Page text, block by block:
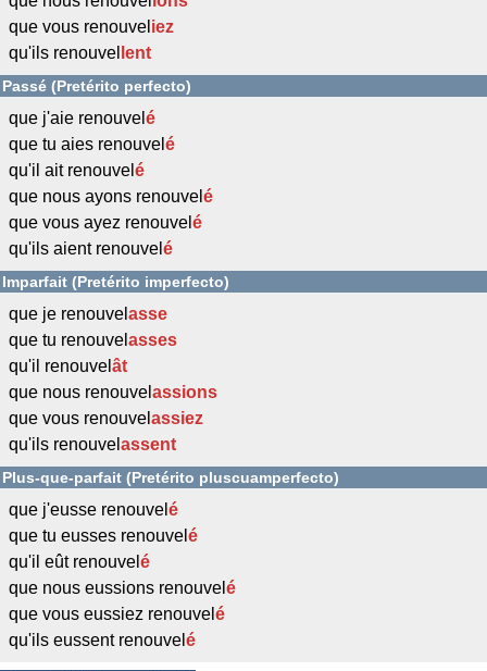
que vous renouvel iez
qu'ils renouvel ent
Passé (Pretérito perfecto)
que j'aie renouvel é
que tu aies renouvel é
qu'il ait renouvel é
que nous ayons renouvel é
que vous ayez renouvel é
qu'ils aient renouvel é
Imparfait (Pretérito imperfecto)
que je renouvel asse
que tu renouvel asses
qu'il renouvel ât
que nous renouvel assions
que vous renouvel assiez
qu'ils renouvel assent
Plus-que-parfait (Pretérito pluscuamperfecto)
que j'eusse renouvel é
que tu eusses renouvel é
qu'il eût renouvel é
que nous eussions renouvel é
que vous eussiez renouvel é
qu'ils eussent renouvel é